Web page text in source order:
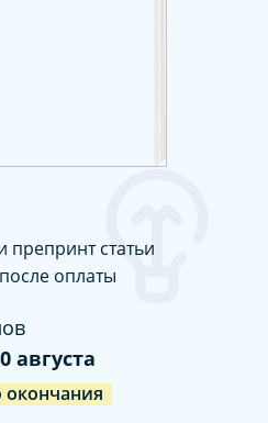
препринт статьи
оплаты
августа
окончания